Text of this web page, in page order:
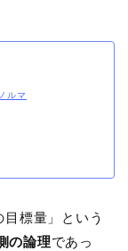
ルマ
目標量」という
の論理であっ